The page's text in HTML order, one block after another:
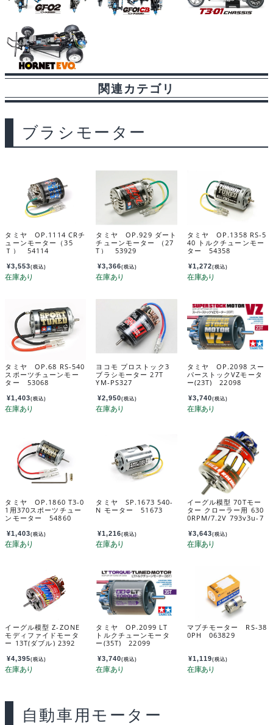
関連カテゴリ
ブラシモーター
タミヤ OP.1114 CRチ
ューンモーター（35
Ｔ） 54114
¥3,553(税込)
タミヤ OP.929 ダート
チューンモーター （27
T） 53929
¥3,366(税込)
タミヤ OP.1358 RS-5
40 トルクチューンモー
ター 54358
¥1,272(税込)
タミヤ OP.68 RS-540
スポーツチューンモー
ター 53068
¥1,403(税込)
ヨコモ プロストック3
ブラシモーター 27T
YM-PS327
¥2,950(税込)
タミヤ OP.2098 スー
パーストックVZモータ
ー(23T) 22098
¥3,740(税込)
タミヤ OP.1860 T3-0
1用370スポーツチュー
ンモーター 54860
¥1,403(税込)
タミヤ SP.1673 540-
N モーター 51673
¥1,216(税込)
イーグル模型 70Tモー
ター クローラー用 630
0RPM/7.2V 793v3u-7
¥3,643(税込)
イーグル模型 Z-ZONE
モディファイドモータ
ー 13T(ダブル) 2392
¥4,395(税込)
タミヤ OP.2099 LT
トルクチューンモータ
ー(35T) 22099
¥3,740(税込)
マブチモーター RS-38
0PH 063829
¥1,119(税込)
自動車用モーター